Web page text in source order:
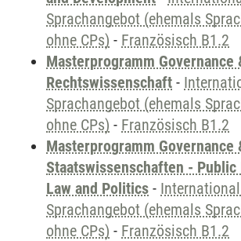
Sprachangebot (ehemals
ohne CPs) - Französisch B1.2
Masterprogramm Governance
Rechtswissenschaft -
Sprachangebot (ehemals
ohne CPs) - Französisch B1.2
Masterprogramm Governance
Staatswissenschaften - Public
Law and Politics -
Sprachangebot (ehemals
ohne CPs) - Französisch B1.2